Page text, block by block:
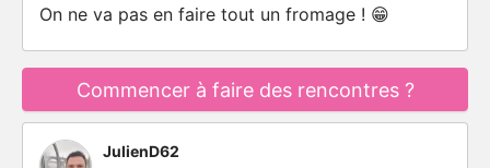
On ne va pas en faire tout un fromage ! 😁
Commencer à faire des rencontres ?
JulienD62